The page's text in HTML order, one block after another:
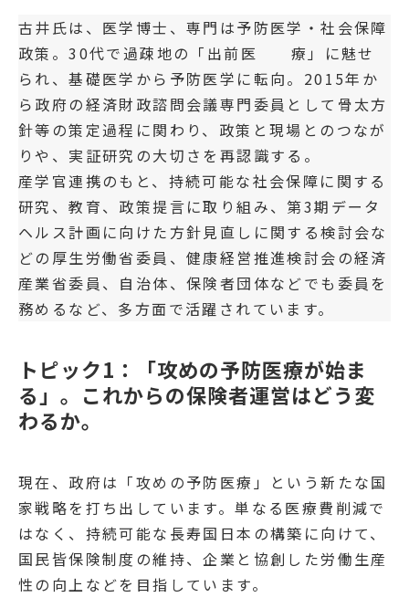
古井氏は、医学博士、専門は予防医学・社会保障
政策。30代で過疎地の「出前医 療」に魅せ
られ、基礎医学から予防医学に転向。2015年か
ら政府の経済財政諮問会議専門委員として骨太方
針等の策定過程に関わり、政策と現場とのつなが
りや、実証研究の大切さを再認識する。
産学官連携のもと、持続可能な社会保障に関する
研究、教育、政策提言に取り組み、第3期データ
ヘルス計画に向けた方針見直しに関する検討会な
どの厚生労働省委員、健康経営推進検討会の経済
産業省委員、自治体、保険者団体などでも委員を
務めるなど、多方面で活躍されています。
トピック1：「攻めの予防医療が始ま
る」。これからの保険者運営はどう変
わるか。
現在、政府は「攻めの予防医療」という新たな国
家戦略を打ち出しています。単なる医療費削減で
はなく、持続可能な長寿国日本の構築に向けて、
国民皆保険制度の維持、企業と協創した労働生産
性の向上などを目指しています。